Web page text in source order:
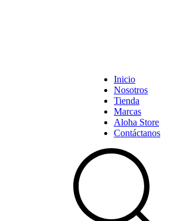
Inicio
Nosotros
Tienda
Marcas
Aloha Store
Contáctanos